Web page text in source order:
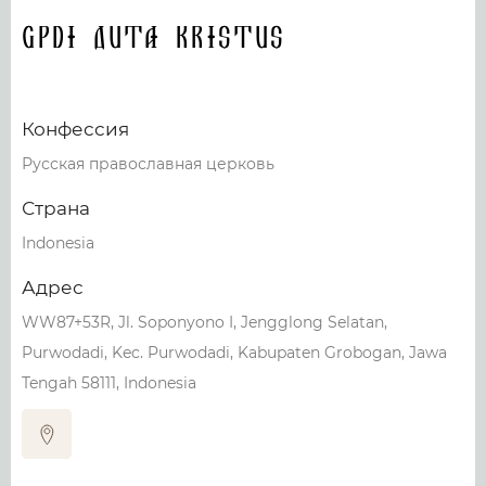
GPdI Duta Kristus
Конфессия
Русская православная церковь
Страна
Indonesia
Адрес
WW87+53R, Jl. Soponyono I, Jengglong Selatan,
Purwodadi, Kec. Purwodadi, Kabupaten Grobogan, Jawa
Tengah 58111, Indonesia